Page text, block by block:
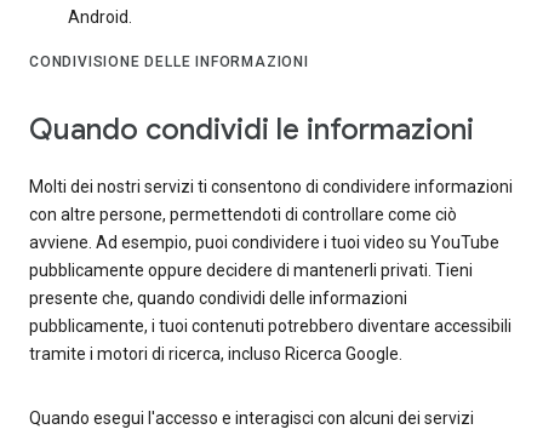
Android.
CONDIVISIONE DELLE INFORMAZIONI
Quando condividi le informazioni
Molti dei nostri servizi ti consentono di condividere informazioni
con altre persone, permettendoti di controllare come ciò
avviene. Ad esempio, puoi condividere i tuoi video su YouTube
pubblicamente oppure decidere di mantenerli privati. Tieni
presente che, quando condividi delle informazioni
pubblicamente, i tuoi contenuti potrebbero diventare accessibili
tramite i motori di ricerca, incluso Ricerca Google.
Quando esegui l'accesso e interagisci con alcuni dei servizi